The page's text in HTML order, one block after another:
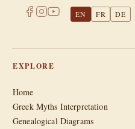
EN FR DE
EXPLORE
Home
Greek Myths Interpretation
Genealogical Diagrams